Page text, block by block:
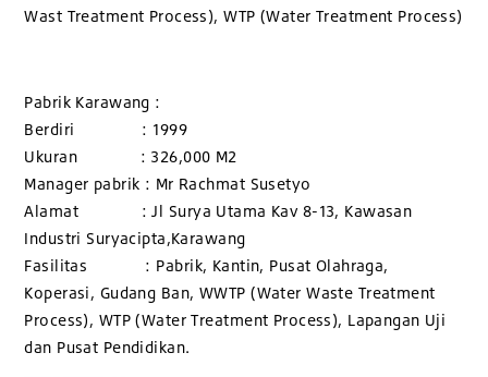
Wast Treatment Process), WTP (Water Treatment Process)
Pabrik Karawang :
Berdiri : 1999
Ukuran : 326,000 M2
Manager pabrik : Mr Rachmat Susetyo
Alamat : Jl Surya Utama Kav 8-13, Kawasan
Industri Suryacipta,Karawang
Fasilitas : Pabrik, Kantin, Pusat Olahraga,
Koperasi, Gudang Ban, WWTP (Water Waste Treatment
Process), WTP (Water Treatment Process), Lapangan Uji
dan Pusat Pendidikan.